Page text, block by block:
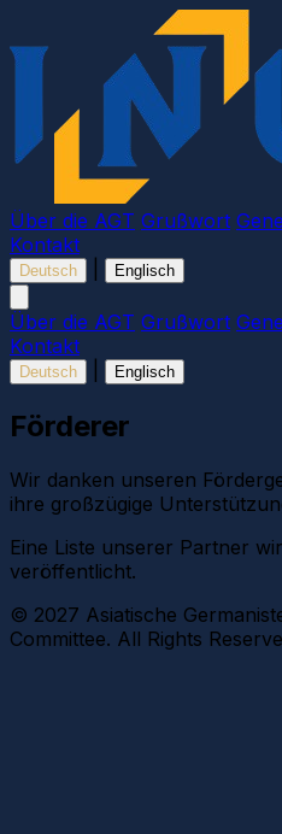
Über die AGT Grußwort
Kontakt
Deutsch Englisch
Über die AGT Grußwort
Kontakt
Deutsch Englisch
Förderer
Wir danken unseren
ihre großzügige
Eine Liste unserer Partner
veröffentlicht.
© 2027 Asiatische
Committee. All Rights